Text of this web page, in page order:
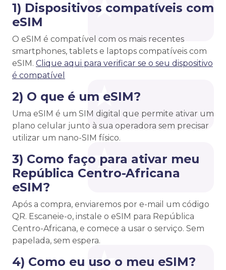
1) Dispositivos compatíveis com
eSIM
O eSIM é compatível com os mais recentes
smartphones, tablets e laptops compatíveis com
eSIM. Clique aqui para verificar se o seu dispositivo
é compatível
2) O que é um eSIM?
Uma eSIM é um SIM digital que permite ativar um
plano celular junto à sua operadora sem precisar
utilizar um nano-SIM físico.
3) Como faço para ativar meu
República Centro-Africana
eSIM?
Após a compra, enviaremos por e-mail um código
QR. Escaneie-o, instale o eSIM para República
Centro-Africana, e comece a usar o serviço. Sem
papelada, sem espera.
4) Como eu uso o meu eSIM?